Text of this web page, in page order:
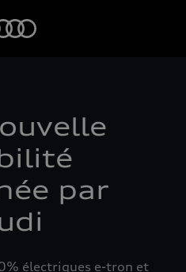
par
électriques e-tron et